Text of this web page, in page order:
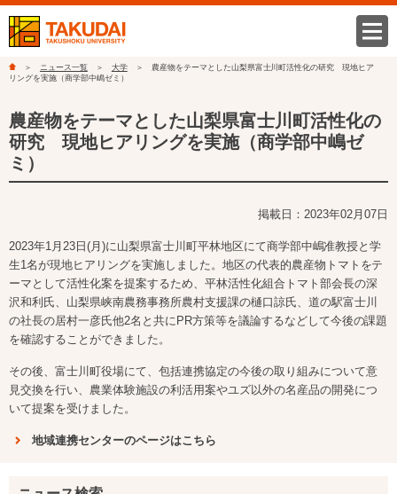
ニュース一覧 大学
農産物をテーマとした山梨県富士川町活性化の研究 現地ヒア
リングを実施（商学部中嶋ゼミ）
農産物をテーマとした山梨県富士川町活性化の
研究 現地ヒアリングを実施（商学部中嶋ゼ
ミ）
掲載日：2023年02月07日
2023年1月23日(月)に山梨県富士川町平林地区にて商学部中嶋准教授と学
生1名が現地ヒアリングを実施しました。地区の代表的農産物トマトをテ
ーマとして活性化案を提案するため、平林活性化組合トマト部会長の深
沢和利氏、山梨県峡南農務事務所農村支援課の樋口諒氏、道の駅富士川
の社長の居村一彦氏他2名と共に PR方策等を議論するなどして今後の課題
を確認することができました。
その後、富士川町役場にて、包括連携協定の今後の取り組みについて意
見交換を行い、農業体験施設の利活用案やユズ以外の名産品の開発につ
いて提案を受けました。
地域連携センターのページはこちら